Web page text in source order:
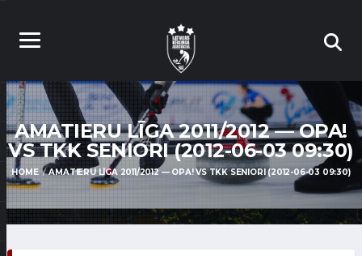
AMATIERU LĪGA 2011/2012 — OPA!
VS TKK SENIORI (2012-06-03 09:30)
HOME AMATIERU LĪGA 2011/2012 — OPA! VS TKK SENIORI (2012-06-03 09:30)